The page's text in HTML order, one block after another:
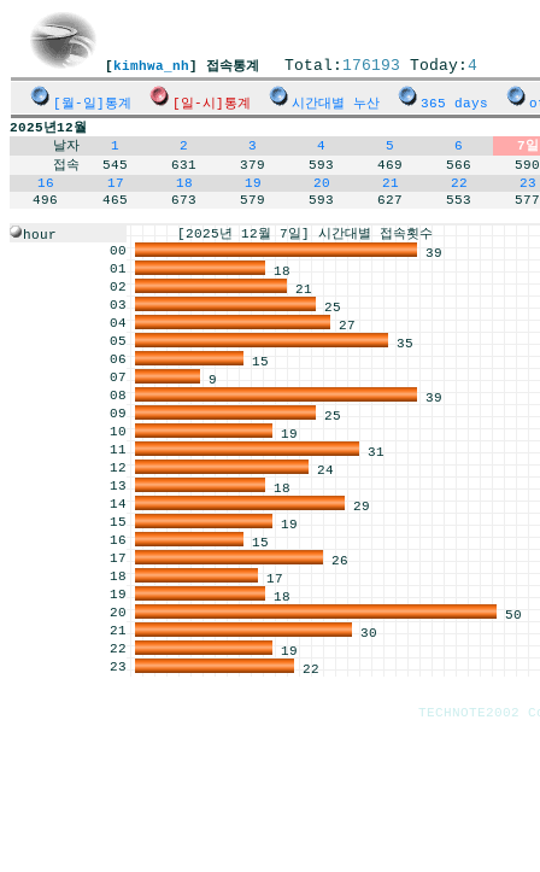
[ kimhwa_nh] 접속통계 Total: 176193 Today: 4
[월-일]통계 [일-시]통계 시간대별 누산 365 days
2025년12월
날자
1 2 3 4 5 6
7일
접속
545 631 379 593 469 566
590
16
17 18 19 20 21 22
23
496
465 673 579 593 627 553 577
hour
[2025년 12월 7일] 시간대별 접속횟수
00
39
01
18
02
21
03
25
04
27
05
35
06
15
07
9
08
39
09
25
10
19
11
31
12
24
13
18
14
29
15
19
16
15
17
26
18
17
19
18
20
50
21
30
22
19
23
22